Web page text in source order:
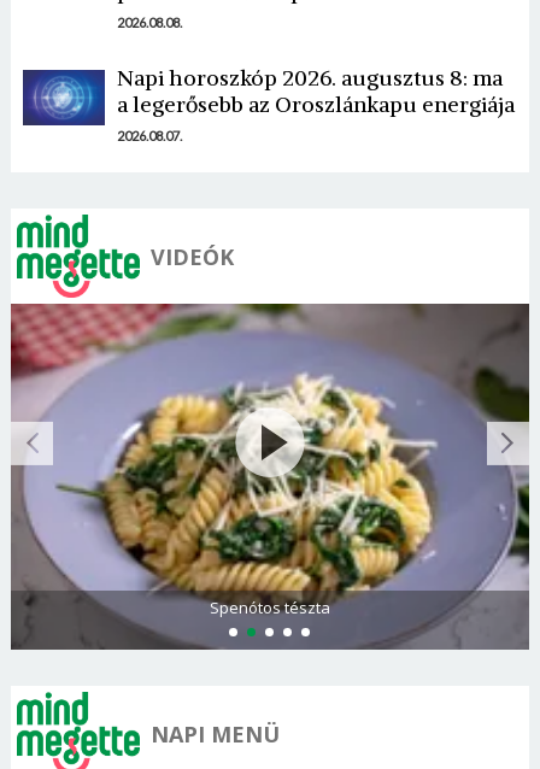
2026.08.08.
Napi horoszkóp 2026. augusztus 8: ma
a legerősebb az Oroszlánkapu energiája
2026.08.07.
VIDEÓK
Spenótos tészta
NAPI MENÜ
E-mail cím vagy felhasználónév
Jelszó